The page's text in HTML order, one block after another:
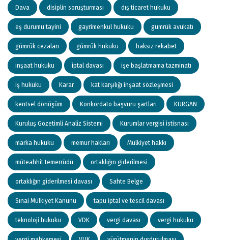
Dava disiplin soruşturması dış ticaret hukuku
eş durumu tayini gayrimenkul hukuku gümrük avukatı
gümrük cezaları gümrük hukuku haksız rekabet
inşaat hukuku iptal davası işe başlatmama tazminatı
iş hukuku Karar kat karşılığı inşaat sözleşmesi
kentsel dönüşüm Konkordato başvuru şartları KURGAN
Kuruluş Gözetimli Analiz Sistemi Kurumlar vergisi istisnası
marka hukuku memur hakları Mülkiyet hakkı
müteahhit temerrüdü ortaklığın giderilmesi
ortaklığın giderilmesi davası Sahte Belge
Sınai Mülkiyet Kanunu tapu iptal ve tescil davası
teknoloji hukuku VDK vergi davası vergi hukuku